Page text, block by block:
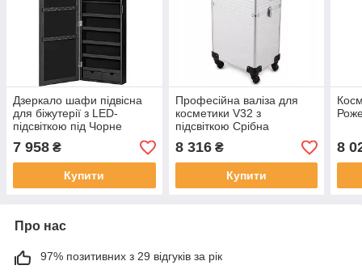
Дзеркало шафи підвісна
для біжутерії з LED-
підсвіткою під Чорне
дерево
7 958 ₴
Купити
Професійна валіза для
косметики V32 з
підсвіткою Срібна
8 316₴
Купити
8
Про нас
97% позитивних з 29 відгуків за рік